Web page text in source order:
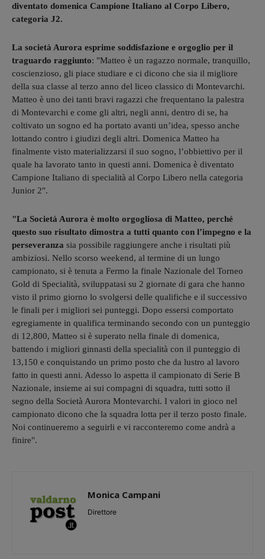
diventato domenica Campione Italiano al Corpo Libero,
categoria J2.
La società Aurora esprime soddisfazione e orgoglio per il
traguardo raggiunto: "Matteo è un ragazzo normale, tranquillo,
coscienzioso, gli piace studiare e ci dicono che sia il migliore
della sua classe al terzo anno del liceo classico di Montevarchi.
Matteo è uno dei tanti bravi ragazzi che frequentano la palestra
di Montevarchi e come gli altri, negli anni, dentro di se, ha
coltivato un sogno ed ha portato avanti un’idea, spesso anche
lottando contro i giudizi degli altri. Domenica Matteo ha
finalmente visto materializzarsi il suo sogno, l’obbiettivo per il
quale ha lavorato tanto in questi anni. Domenica è diventato
Campione Italiano di specialità al Corpo Libero nella categoria
Junior 2".
"La Società Aurora è molto orgogliosa di Matteo, perché
questo suo risultato dimostra a tutti quanto con l’impegno e la
perseveranza sia possibile raggiungere anche i risultati più
ambiziosi. Nello scorso weekend, al termine di un lungo
campionato, si è tenuta a Fermo la finale Nazionale del Torneo
Gold di Specialità, sviluppatasi su 2 giornate di gara che hanno
visto il primo giorno lo svolgersi delle qualifiche e il successivo
le finali per i migliori sei punteggi. Dopo essersi comportato
egregiamente in qualifica terminando secondo con un punteggio
di 12,800, Matteo si è superato nella finale di domenica,
battendo i migliori ginnasti della specialità con il punteggio di
13,150 e conquistando un primo posto che da lustro al lavoro
fatto in questi anni. Adesso lo aspetta il campionato di Serie B
Nazionale, insieme ai sui compagni di squadra, tutti sotto il
segno della Società Aurora Montevarchi. I valori in gioco nel
campionato dicono che la squadra lotta per il terzo posto finale.
Noi continueremo a seguirli e vi racconteremo come andrà a
finire".
Monica Campani
Direttore